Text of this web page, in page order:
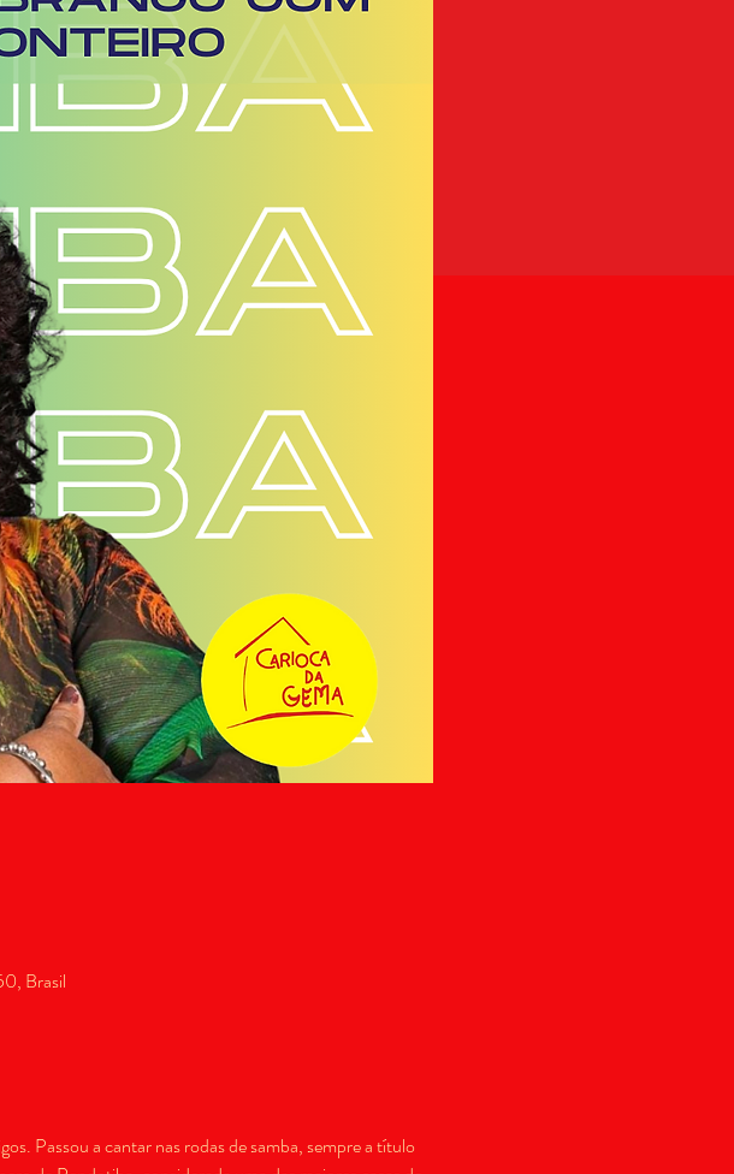
Brasil
Passou a cantar nas rodas de samba, sempre a título